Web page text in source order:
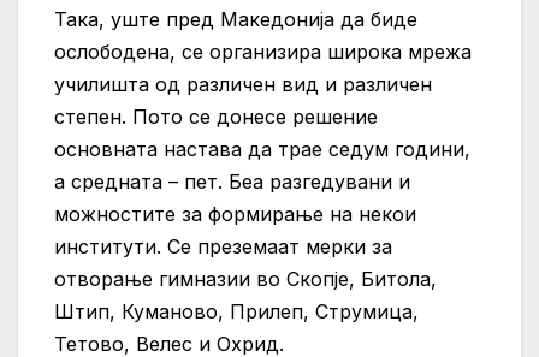
Така, уште пред Македонија да биде
ослободена, се организира широка мрежа
училишта од различен вид и различен
степен. Пото се донесе решение
основната настава да трае седум години,
а средната – пет. Беа разгедувани и
можностите за формирање на некои
институти. Се преземаат мерки за
отворање гимназии во Скопје, Битола,
Штип, Куманово, Прилеп, Струмица,
Тетово, Велес и Охрид.